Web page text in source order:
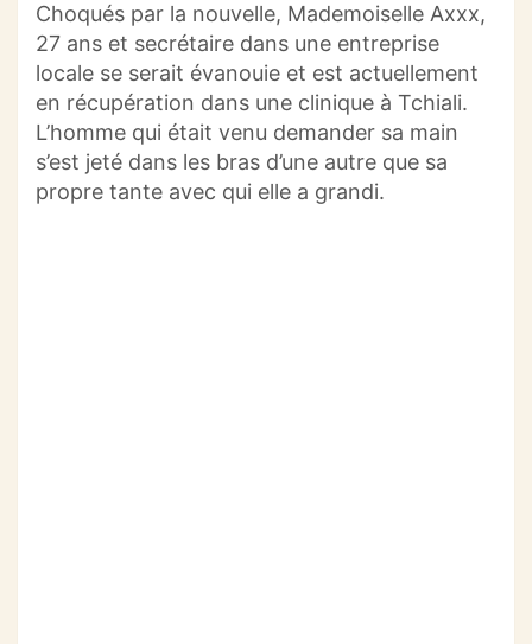
Choqués par la nouvelle, Mademoiselle Axxx,
27 ans et secrétaire dans une entreprise
locale se serait évanouie et est actuellement
en récupération dans une clinique à Tchiali.
L’homme qui était venu demander sa main
s’est jeté dans les bras d’une autre que sa
propre tante avec qui elle a grandi.